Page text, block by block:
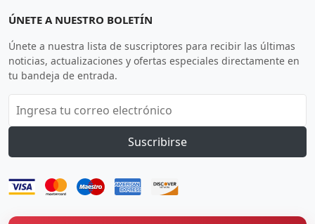
ÚNETE A NUESTRO BOLETÍN
Únete a nuestra lista de suscriptores para recibir las últimas
noticias, actualizaciones y ofertas especiales directamente en
tu bandeja de entrada.
Suscribirse